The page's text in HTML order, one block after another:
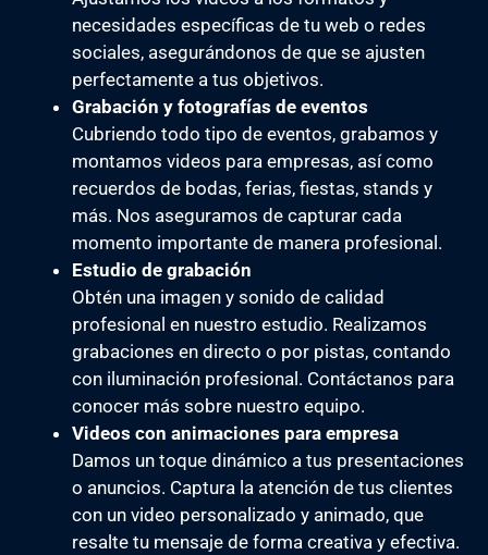
necesidades específicas de tu web o redes
sociales, asegurándonos de que se ajusten
perfectamente a tus objetivos.
Grabación y fotografías de eventos
Cubriendo todo tipo de eventos, grabamos y
montamos videos para empresas, así como
recuerdos de bodas, ferias, fiestas, stands y
más. Nos aseguramos de capturar cada
momento importante de manera profesional.
Estudio de grabación
Obtén una imagen y sonido de calidad
profesional en nuestro estudio. Realizamos
grabaciones en directo o por pistas, contando
con iluminación profesional. Contáctanos para
conocer más sobre nuestro equipo.
Videos con animaciones para empresa
Damos un toque dinámico a tus presentaciones
o anuncios. Captura la atención de tus clientes
con un video personalizado y animado, que
resalte tu mensaje de forma creativa y efectiva.